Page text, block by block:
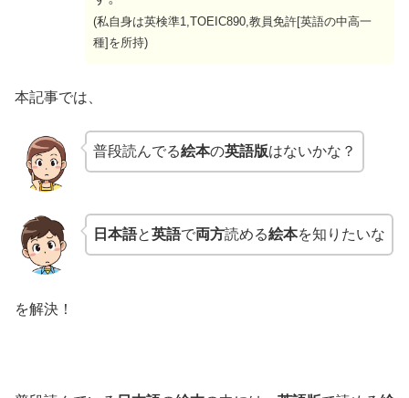
(私自身は英検準1,TOEIC890,教員免許[英語の中高一
種]を所持)
本記事では、
普段読んでる絵本の英語版はないかな？
日本語と英語で両方読める絵本を知りたいな
を解決！